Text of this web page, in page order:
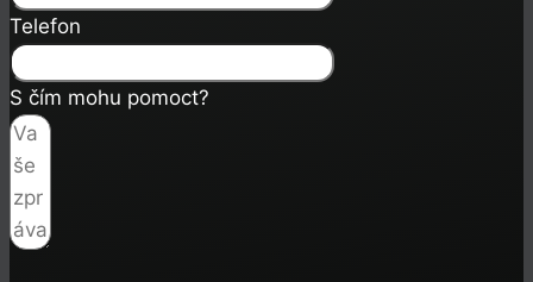
Telefon
S čím mohu pomoct?